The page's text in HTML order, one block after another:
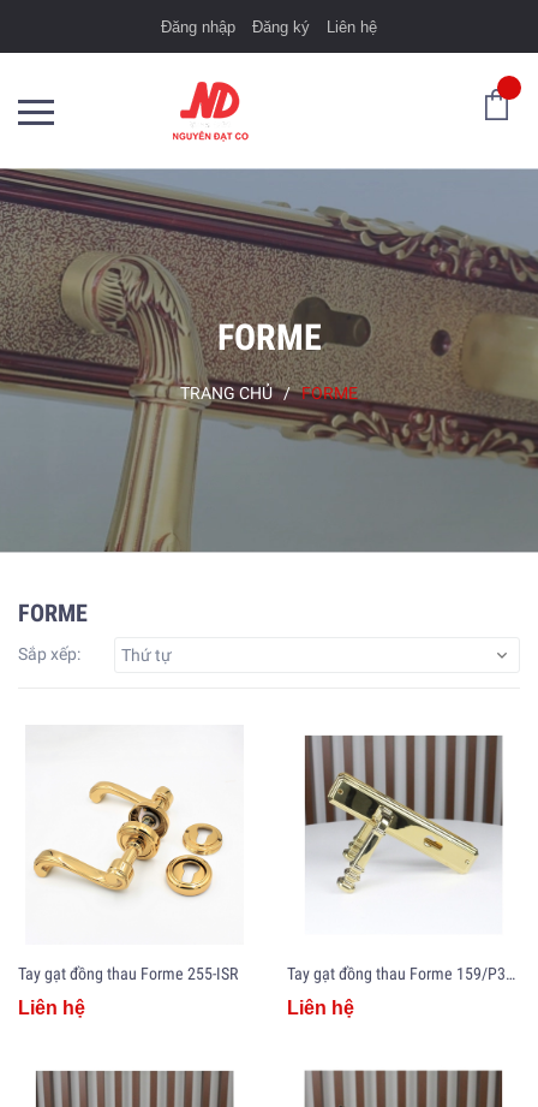
Đăng nhập Đăng ký Liên hệ
FORME
TRANG CHỦ / FORME
FORME
Sắp xếp: Thứ tự
Tay gạt đồng thau Forme 255-ISR
Liên hệ
Tay gạt đồng thau Forme 159/P35/1120
Liên hệ